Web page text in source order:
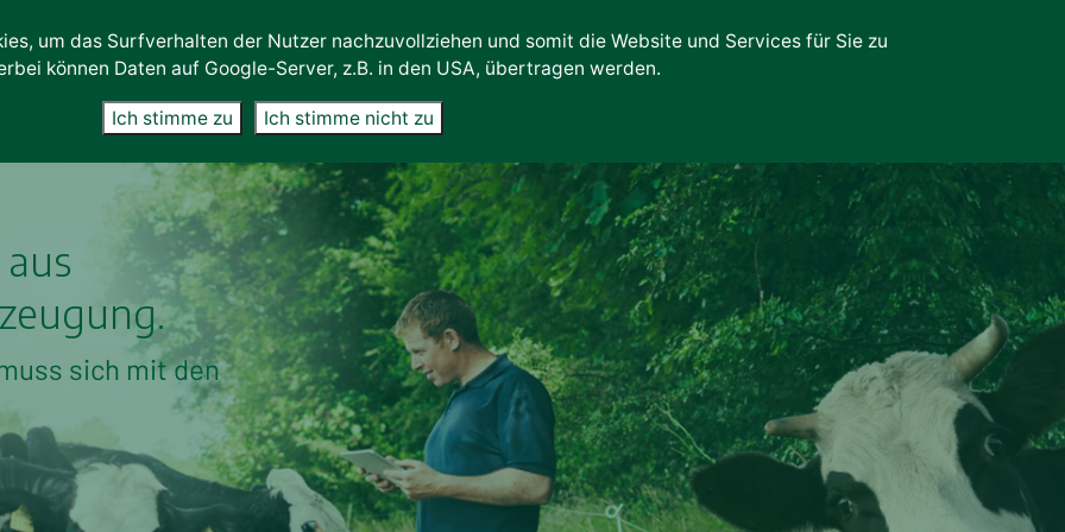
Qualität Kunden Unternehmen Karriere Kontakt
sich mit den
um das Surfverhalten der Nutzer nachzuvollziehen und somit die Website und Services für Sie zu
können Daten auf Google-Server, z.B. in den USA, übertragen werden.
Ich stimme zu Ich stimme nicht zu